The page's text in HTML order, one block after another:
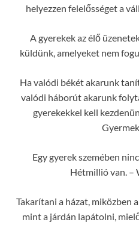
helyezzen felelősséget a
A gyerekek az élő
küldünk, amelyeket nem
Ha valódi békét akarunk
valódi háborút akarunk
gyerekekkel kell
Egy gyerek szemében
Hétmillió van. –
Takarítani a házat, miközben
mint a járdán lapátolni,